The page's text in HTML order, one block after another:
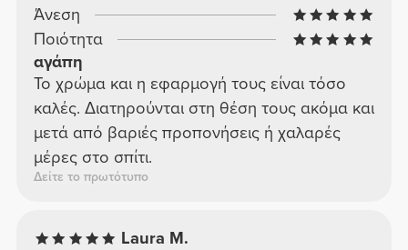
Άνεση
Ποιότητα
αγάπη
Το χρώμα και η εφαρμογή τους είναι τόσο
καλές. Διατηρούνται στη θέση τους ακόμα και
μετά από βαριές προπονήσεις ή χαλαρές
μέρες στο σπίτι.
Δείτε το πρωτότυπο
Laura M.